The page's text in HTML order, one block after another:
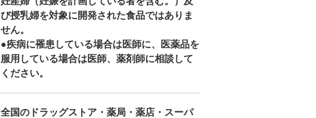
び授乳婦を対象に開発された食品ではありま
せん。
●疾病に罹患している場合は医師に、医薬品を
服用している場合は医師、薬剤師に相談して
ください。
全国のドラッグストア・薬局・薬店・スーパ